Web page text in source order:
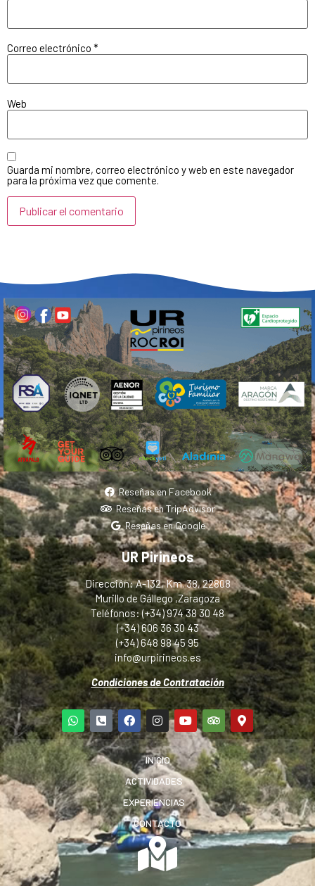
Correo electrónico *
Web
Guarda mi nombre, correo electrónico y web en este navegador
para la próxima vez que comente.
Reseñas en Facebook
Reseñas en TripAdvisor
Reseñas en Google
UR Pirineos
Dirección: A-132, Km. 38, 22808
Murillo de Gállego ,Zaragoza
Teléfonos: (+34) 974 38 30 48
(+34) 606 36 30 43
(+34) 648 98 45 95
info@urpirineos.es
Condiciones de Contratación
INICIO
ACTIVIDADES
EXPERIENCIAS
CONTACTO